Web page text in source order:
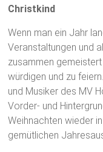
Christkind
Wenn man ein Jahr
Veranstaltungen und
zusammen
würdigen und zu
und Musiker des MV
Vorder- und
Weihnachten wieder
gemütlichen